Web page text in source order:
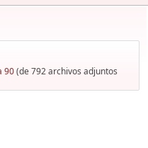
90(de 792 archivos adjuntos